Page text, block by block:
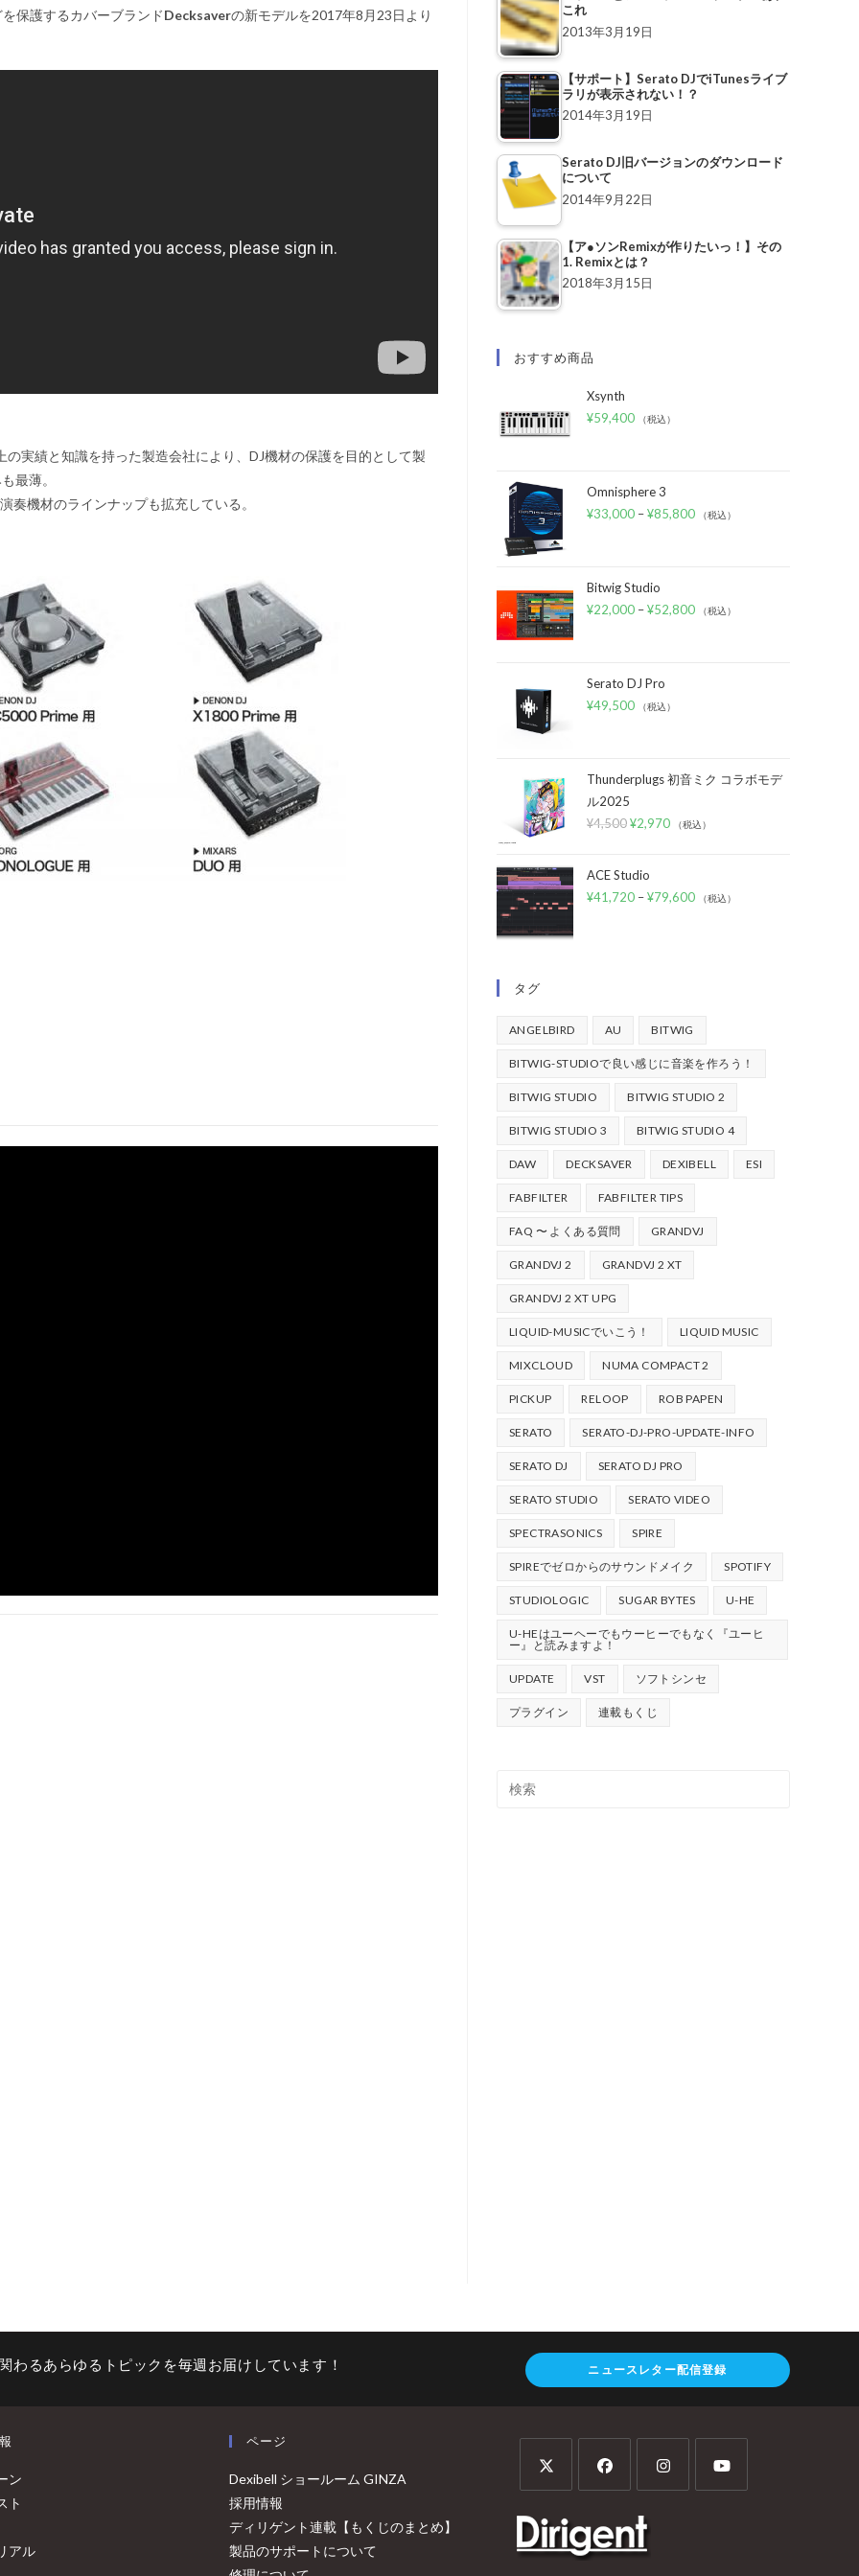
保護するカバーブランドDecksaverの新モデルを2017年8月23日より
実績と知識を持った製造会社により、DJ機材の保護を目的として製
最薄。
機材のラインナップも拡充している。
これ
2013年3月19日
【サポート】Serato DJでiTunesライブ
ラリが表示されない！？
2014年3月19日
Serato DJ旧バージョンのダウンロード
について
2014年9月22日
【ア●ソンRemixが作りたいっ！】その
1. Remixとは？
2018年3月15日
おすすめ商品
Xsynth
¥59,400 （税込）
Omnisphere 3
¥33,000 –¥85,800 （税込）
Bitwig Studio
¥22,000 –¥52,800 （税込）
Serato DJ Pro
¥49,500 （税込）
Thunderplugs 初音ミク コラボモデ
ル2025
¥4,500¥2,970 （税込）
ACE Studio
¥41,720 –¥79,600 （税込）
タグ
ANGELBIRD AU BITWIG
BITWIG-STUDIOで良い感じに音楽を作ろう！
BITWIG STUDIO BITWIG STUDIO 2
BITWIG STUDIO 3 BITWIG STUDIO 4
DAW DECKSAVER DEXIBELL ESI
FABFILTER FABFILTER TIPS
FAQ 〜 よくある質問 GRANDVJ
GRANDVJ 2 GRANDVJ 2 XT
GRANDVJ 2 XT UPG
LIQUID-MUSICでいこう！ LIQUID MUSIC
MIXCLOUD NUMA COMPACT 2
PICKUP RELOOP ROB PAPEN
SERATO SERATO-DJ-PRO-UPDATE-INFO
SERATO DJ SERATO DJ PRO
SERATO STUDIO SERATO VIDEO
SPECTRASONICS SPIRE
SPIREでゼロからのサウンドメイク SPOTIFY
STUDIOLOGIC SUGAR BYTES U-HE
U-HEはユーヘーでもウーヒーでもなく『ユーヒ
ー』と読みますよ！
UPDATE VST ソフトシンセ
プラグイン 連載もくじ
るあらゆるトピックを毎週お届けしています！ ニュースレター配信登録
ン
ト
アル
ページ
Dexibell ショールーム GINZA
採用情報
ディリゲント連載【もくじのまとめ】
製品のサポートについて